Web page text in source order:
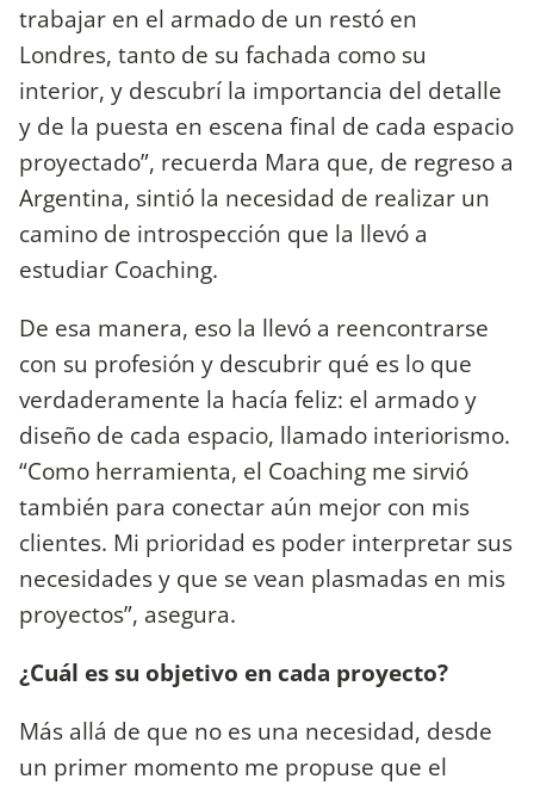
trabajar en el armado de un restó en
Londres, tanto de su fachada como su
interior, y descubrí la importancia del detalle
y de la puesta en escena final de cada espacio
proyectado”, recuerda Mara que, de regreso a
Argentina, sintió la necesidad de realizar un
camino de introspección que la llevó a
estudiar Coaching.
De esa manera, eso la llevó a reencontrarse
con su profesión y descubrir qué es lo que
verdaderamente la hacía feliz: el armado y
diseño de cada espacio, llamado interiorismo.
“Como herramienta, el Coaching me sirvió
también para conectar aún mejor con mis
clientes. Mi prioridad es poder interpretar sus
necesidades y que se vean plasmadas en mis
proyectos”, asegura.
¿Cuál es su objetivo en cada proyecto?
Más allá de que no es una necesidad, desde
un primer momento me propuse que el